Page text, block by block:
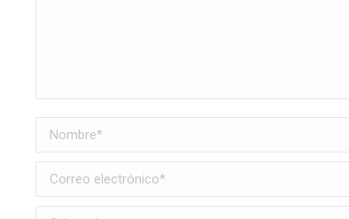
Nombre *
Correo electrónico *